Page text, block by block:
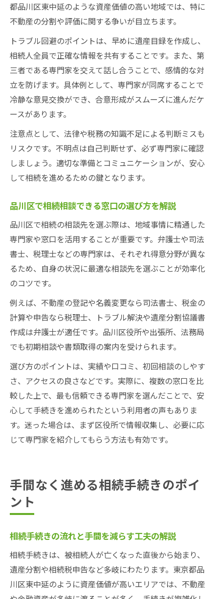
都品川区東中延のような資産価値の高い地域では、特に
不動産の分割や評価に関する争いが目立ちます。
トラブル回避のポイントは、早めに遺産目録を作成し、
相続人全員で正確な情報を共有することです。また、第
三者である専門家を交えて話し合うことで、感情的な対
立を防げます。具体例として、専門家が同席することで
冷静な意見交換ができ、合意形成がスムーズに進んだケ
ースがあります。
注意点として、法律や税務の知識不足による判断ミスも
リスクです。不明点は自己判断せず、必ず専門家に確認
しましょう。適切な準備とコミュニケーションが、安心
して相続を進めるための鍵となります。
品川区で相続相談できる窓口の選び方を解説
品川区で相続の相談先を選ぶ際は、地域事情に精通した
専門家や窓口を活用することが重要です。弁護士や司法
書士、税理士などの専門家は、それぞれ得意分野が異な
るため、自身の状況に最適な相談先を選ぶことが効率化
のコツです。
例えば、不動産の登記や名義変更なら司法書士、税金の
計算や申告なら税理士、トラブル解決や遺産分割協議書
作成は弁護士が適任です。品川区役所や出張所、法務局
でも初期相談や書類取得の案内を受けられます。
選び方のポイントは、実績や口コミ、初回相談のしやす
さ、アクセスの良さなどです。実際に、複数の窓口を比
較した上で、最も信頼できる専門家を選んだことで、安
心して手続きを進められたという利用者の声もありま
す。迷った場合は、まず区役所で情報収集し、必要に応
じて専門家を紹介してもらう方法も有効です。
手間なく進める相続手続きのポイ
ント
相続手続きの流れと手間を減らす工夫の解説
相続手続きは、被相続人が亡くなった直後から始まり、
遺産分割や相続税申告など多岐にわたります。東京都品
川区東中延のように資産価値が高いエリアでは、不動産